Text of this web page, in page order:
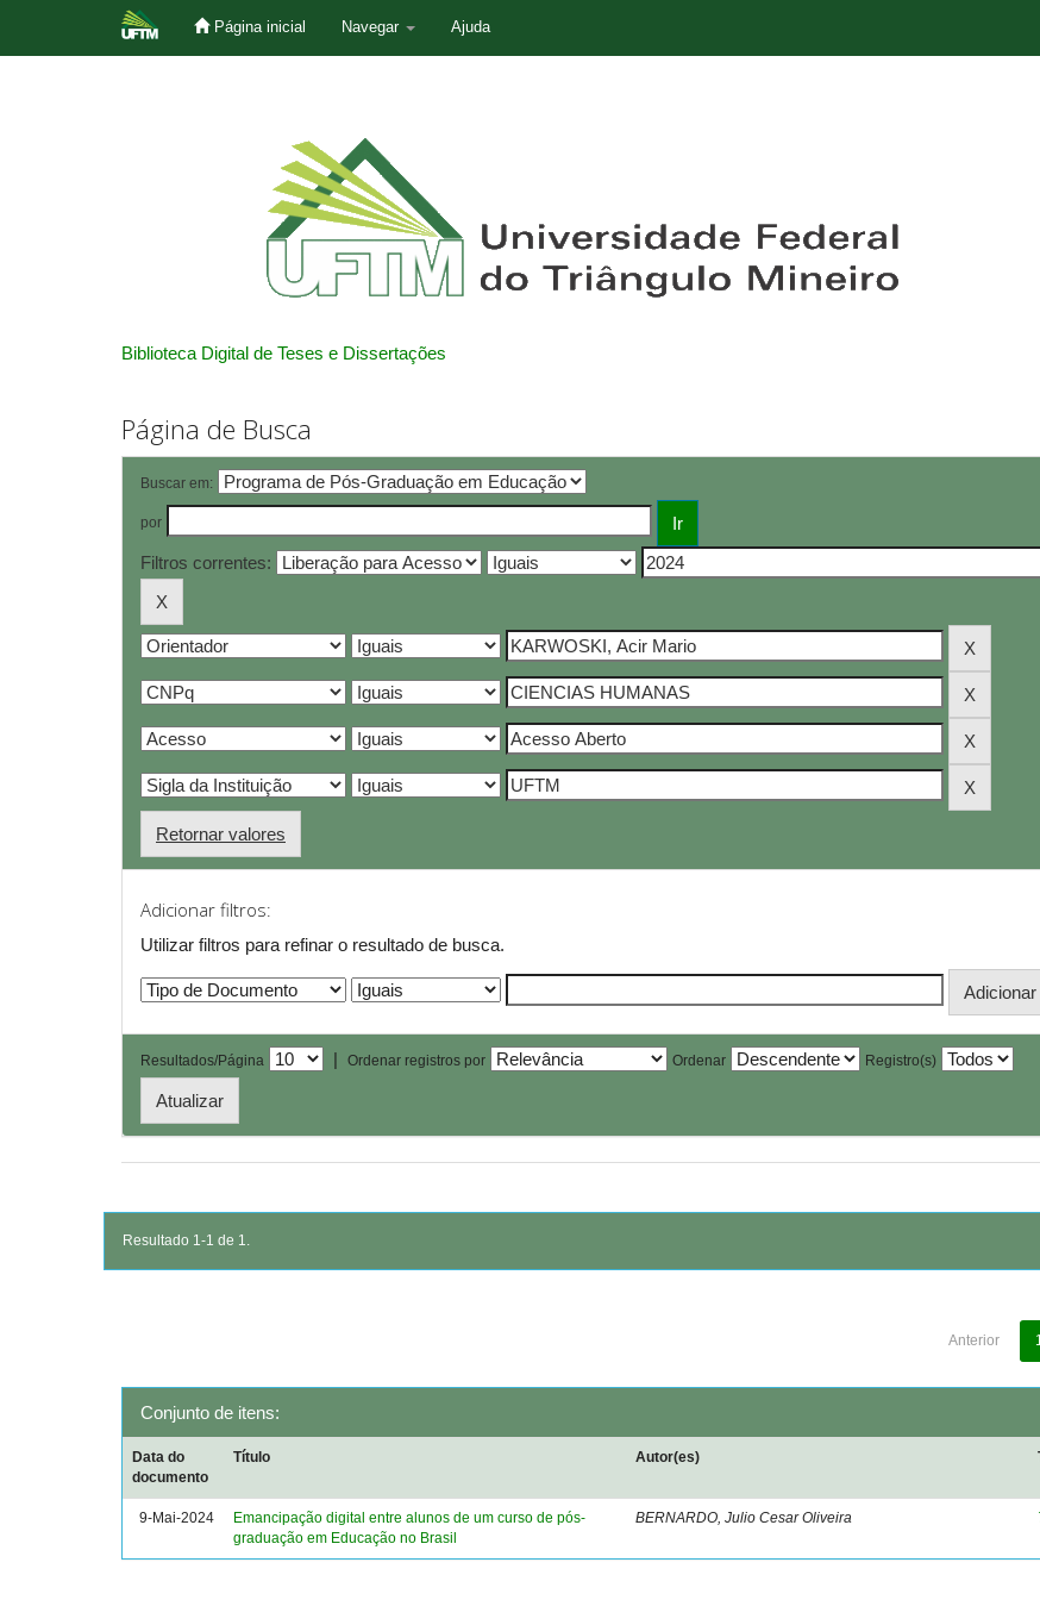
Página inicial Navegar Ajuda
Biblioteca Digital de Teses e Dissertações
Página de Busca
Buscar em:
por
Filtros correntes:
Retornar valores
Adicionar filtros:
Utilizar filtros para refinar o resultado de busca.
Resultados/Página | Ordenar registros por Ordenar Registro(s)
Resultado 1-1 de 1.
Anterior
Conjunto de itens:
Data do
documento
Título Autor(es)
9-Mai-2024
Emancipação digital entre alunos de um curso de pós-
graduação em Educação no Brasil
BERNARDO, Julio Cesar Oliveira